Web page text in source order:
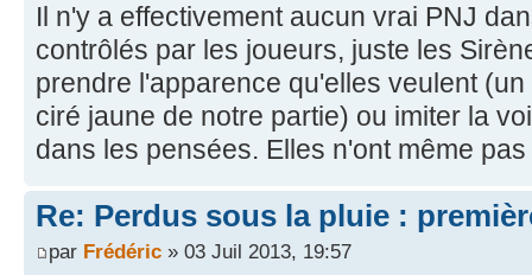
Il n'y a effectivement aucun vrai PNJ
contrôlés par les joueurs, juste les
prendre l'apparence qu'elles veulent
ciré jaune de notre partie) ou imiter la
dans les pensées. Elles n'ont même
Re: Perdus sous la pluie :
par Frédéric » 03 Juil 2013, 19:57